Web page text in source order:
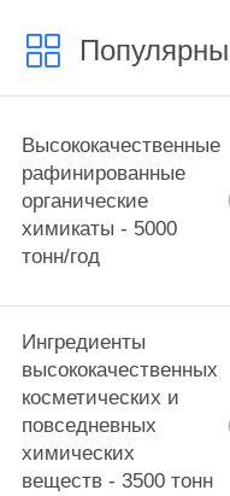
Высококачественные
рафинированные
органические
химикаты - 5000
тонн/год
Ингредиенты
высококачественных
косметических и
повседневных
химических
веществ - 3500 тонн